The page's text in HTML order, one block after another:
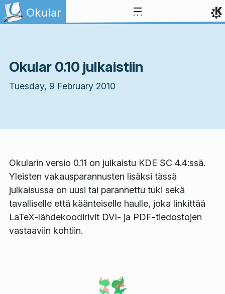
Skip to content
Okular
Okular 0.10 julkaistiin
Tuesday, 9 February 2010
Okularin versio 0.11 on julkaistu KDE SC 4.4:ssä.
Yleisten vakausparannusten lisäksi tässä
julkaisussa on uusi tai parannettu tuki sekä
tavalliselle että käänteiselle haulle, joka linkittää
LaTeX-lähdekoodirivit DVI- ja PDF-tiedostojen
vastaaviin kohtiin.